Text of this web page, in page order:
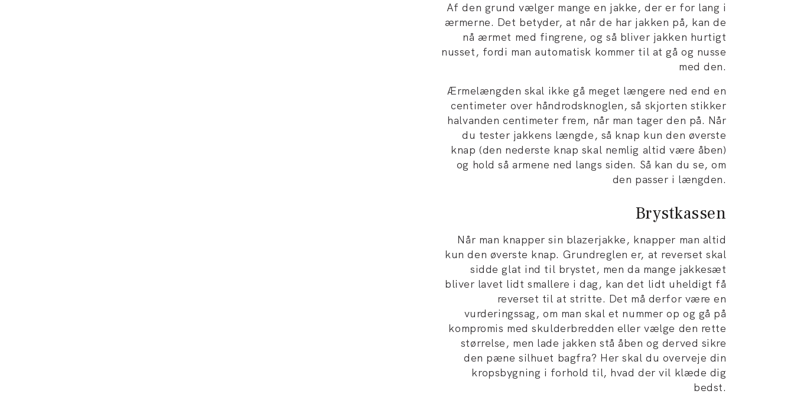
Af den grund vælger mange en jakke, der er for lang i
ærmerne. Det betyder, at når de har jakken på, kan de
nå ærmet med fingrene, og så bliver jakken hurtigt
nusset, fordi man automatisk kommer til at gå og nusse
med den.
Ærmelængden skal ikke gå meget længere ned end en
centimeter over håndrodsknoglen, så skjorten stikker
halvanden centimeter frem, når man tager den på. Når
du tester jakkens længde, så knap kun den øverste
knap (den nederste knap skal nemlig altid være åben)
og hold så armene ned langs siden. Så kan du se, om
den passer i længden.
Brystkassen
Når man knapper sin blazerjakke, knapper man altid
kun den øverste knap. Grundreglen er, at reverset skal
sidde glat ind til brystet, men da mange jakkesæt
bliver lavet lidt smallere i dag, kan det lidt uheldigt få
reverset til at stritte. Det må derfor være en
vurderingssag, om man skal et nummer op og gå på
kompromis med skulderbredden eller vælge den rette
størrelse, men lade jakken stå åben og derved sikre
den pæne silhuet bagfra? Her skal du overveje din
kropsbygning i forhold til, hvad der vil klæde dig
bedst.